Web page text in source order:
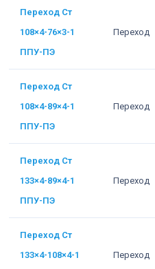
Переход Ст
108×4-76×3-1
ППУ-ПЭ
Переход
Переход Ст
108×4-89×4-1
ППУ-ПЭ
Переход
Переход Ст
133×4-89×4-1
ППУ-ПЭ
Переход
Переход Ст
133×4-108×4-1
Переход